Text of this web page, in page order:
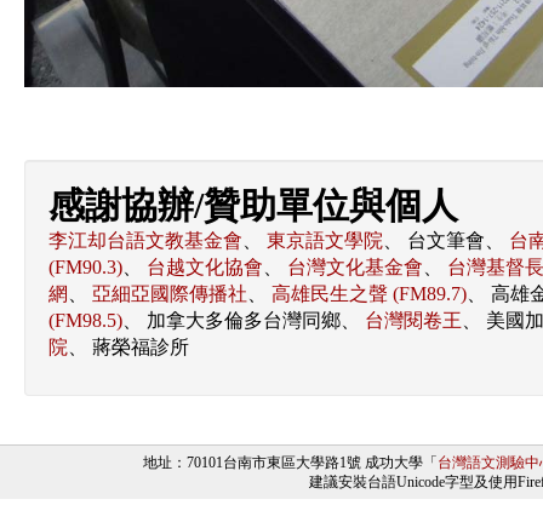
感謝協辦/贊助單位與個人
李江却台語文教基金會 東京語文學院 、 台文筆會、 台
(FM90.3)
台越文化協會 台灣文化基金會
台灣基督
網
亞細亞國際傳播社 高雄民生之聲 (FM89.7) 、 高雄
(FM98.5) 、 加拿大多倫多台灣同鄉、 台灣閱卷王 、 美國
院 、 蔣榮福診所
地址：70101台南市東區大學路1號 成功大學「 台灣語文測驗中
建議安裝台語Unicode字型及使用